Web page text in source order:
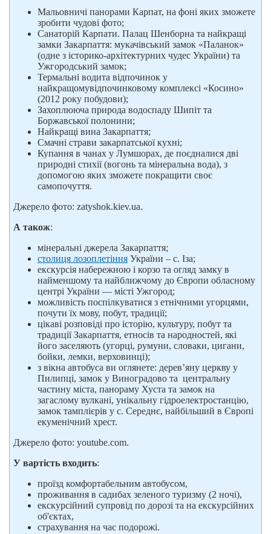
Мальовничі панорами Карпат, на фоні яких зможете
зробити чудові фото;
Санаторій Карпати. Палац Шенборна та найкращі
замки Закарпаття: мукачівський замок «Паланок»
(одне з історико-архітектурних чудес України) та
Ужгородський замок;
Термальні водита відпочинок у
найкращомувідпочинковому комплексі «Косино»
(2012 року побудови);
Захоплююча природа водоспаду Шипіт та
Боржавської полонини;
Найкращі вина Закарпаття;
Смачні страви закарпатської кухні;
Купання в чанах у Лумшорах, де поєдналися дві
природні стихії (вогонь та мінеральна вода), з
допомогою яких зможете покращити своє
самопочуття.
Джерело фото: zatyshok.kiev.ua.
А також:
мінеральні джерела Закарпаття;
столиця лозоплетіння України – с. Іза;
екскурсія набережною і корзо та огляд замку в
найменшому та найближчому до Європи обласному
центрі України — місті Ужгород;
можливість поспілкуватися з етнічними угорцями,
почути їх мову, побут, традиції;
цікаві розповіді про історію, культуру, побут та
традиції Закарпаття, етносів та народностей, які
його заселяють (угорці, румуни, словаки, цигани,
бойки, лемки, верховинці);
з вікна автобуса ви оглянете: дерев’яну церкву у
Пилипці, замок у Виноградово та центральну
частину міста, панораму Хуста та замок на
загаслому вулкані, унікальну гідроелектростанцію,
замок тамплієрів у с. Середнє, найбільший в Європі
екуменічний хрест.
Джерело фото: youtube.com.
У вартість входить:
проїзд комфортабельним автобусом,
проживання в садибах зеленого туризму (2 ночі),
екскурсійний супровід по дорозі та на екскурсійних
об'єктах,
страхування на час подорожі.